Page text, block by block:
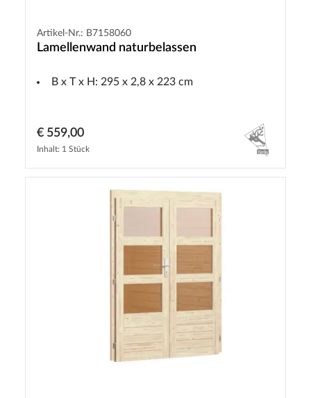
Artikel-Nr.: B7158060
Lamellenwand naturbelassen
B x T x H: 295 x 2,8 x 223 cm
€ 559,00
Inhalt: 1 Stück